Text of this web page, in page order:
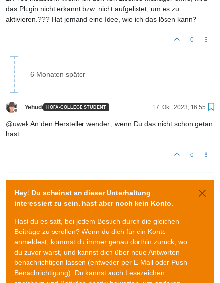
das Plugin nicht erkannt bzw. nicht aufgelistet, um es zu
aktivieren.??? Hat jemand eine Idee, wie ich das lösen kann?
0
6 Monaten später
Yehudi HOFA-COLLEGE STUDENT 17. Okt. 2023, 16:55
@uwekAn den Hersteller wenden, wenn Du das nicht schon getan
hast.
0
Hey! Du scheinst an dieser Unterhaltung
interessiert zu sein, hast aber noch kein Konto.
Hast du es satt, bei jedem Besuch durch die gleichen
Beiträge zu scrollen? Wenn du dich für ein Konto
anmeldest, kommst du immer genau dorthin zurück, wo
du zuvor warst, und kannst dich über neue Antworten
benachrichtigen lassen (entweder per E-Mail oder Push-
Benachrichtigung). Du kannst auch Lesezeichen